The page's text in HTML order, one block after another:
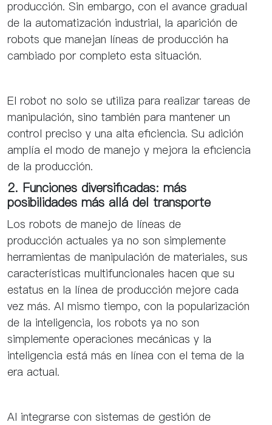
producción. Sin embargo, con el avance gradual
de la automatización industrial, la aparición de
robots que manejan líneas de producción ha
cambiado por completo esta situación.
El robot no solo se utiliza para realizar tareas de
manipulación, sino también para mantener un
control preciso y una alta eficiencia. Su adición
amplía el modo de manejo y mejora la eficiencia
de la producción.
2. Funciones diversificadas: más
posibilidades más allá del transporte
Los robots de manejo de líneas de
producción actuales ya no son simplemente
herramientas de manipulación de materiales, sus
características multifuncionales hacen que su
estatus en la línea de producción mejore cada
vez más. Al mismo tiempo, con la popularización
de la inteligencia, los robots ya no son
simplemente operaciones mecánicas y la
inteligencia está más en línea con el tema de la
era actual.
Al integrarse con sistemas de gestión de